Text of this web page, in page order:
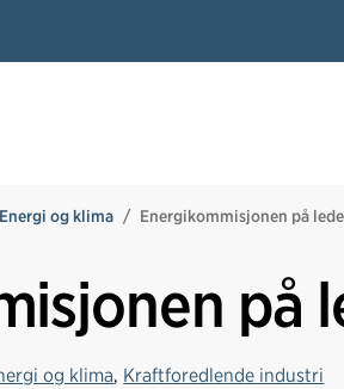
Energi og klima Energikommisjonen på
på
og klima, Kraftforedlende industri